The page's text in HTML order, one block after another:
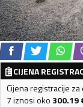
CIJENA
Cijena registracije
7 iznosi oko 300.19